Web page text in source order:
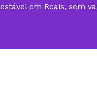
em Reais, sem